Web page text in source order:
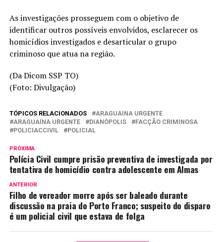
As investigações prosseguem com o objetivo de
identificar outros possíveis envolvidos, esclarecer os
homicídios investigados e desarticular o grupo
criminoso que atua na região.
(Da Dicom SSP TO)
(Foto: Divulgação)
TÓPICOS RELACIONADOS
ARAGUAINA URGENTE
ARAGUAÍNA URGENTE
DIANÓPOLIS
FACÇÃO CRIMINOSA
POLICIACCIVIL
POLICIAL
PRÓXIMA
Polícia Civil cumpre prisão preventiva de investigada por
tentativa de homicídio contra adolescente em Almas
ANTERIOR
Filho de vereador morre após ser baleado durante
discussão na praia do Porto Franco; suspeito do disparo
é um policial civil que estava de folga